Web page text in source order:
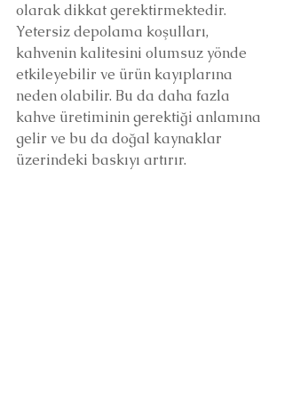
olarak dikkat gerektirmektedir.
Yetersiz depolama koşulları,
kahvenin kalitesini olumsuz yönde
etkileyebilir ve ürün kayıplarına
neden olabilir. Bu da daha fazla
kahve üretiminin gerektiği anlamına
gelir ve bu da doğal kaynaklar
üzerindeki baskıyı artırır.